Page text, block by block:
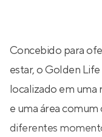
Concebido para
estar, o Golden
localizado em uma
e uma área
diferentes